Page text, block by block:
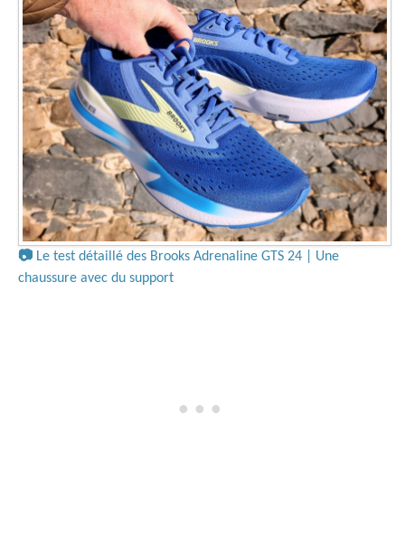
📷 Le test détaillé des Brooks Adrenaline GTS 24 | Une
chaussure avec du support